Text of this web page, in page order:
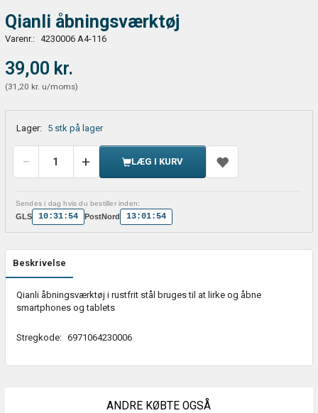
Qianli åbningsværktøj
Varenr.: 4230006 A4-116
39,00 kr.
(31,20 kr. u/moms)
Lager: 5 stk på lager
LÆG I KURV
Sendes i dag hvis du bestiller inden:
GLS 10:31:54 PostNord 13:01:54
Beskrivelse
Qianli åbningsværktøj i rustfrit stål bruges til at lirke og åbne
smartphones og tablets
Stregkode: 6971064230006
ANDRE KØBTE OGSÅ